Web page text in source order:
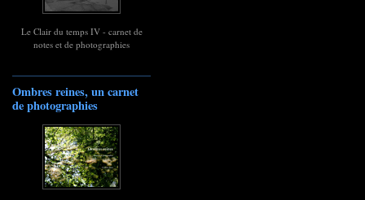
Le Clair du temps IV - carnet de
notes et de photographies
Ombres reines, un carnet
de photographies